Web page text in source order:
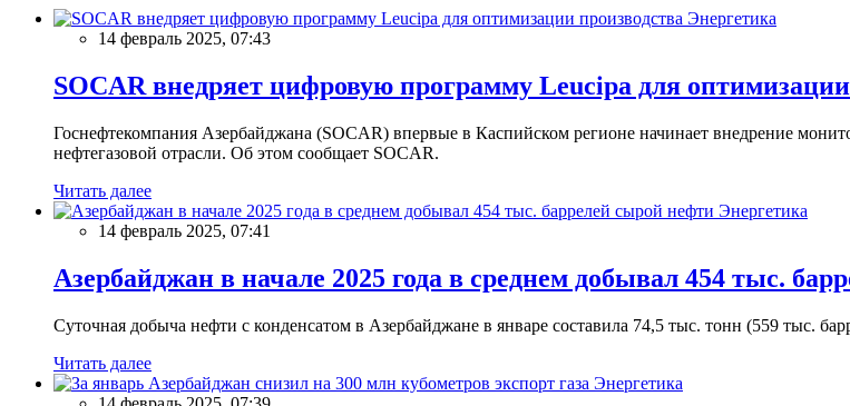
Энергетика
14 февраль 2025, 07:43
SOCAR внедряет цифровую программу Leucipa для оптимизации
Госнефтекомпания Азербайджана (SOCAR) впервые в Каспийском регионе начинает внедрение
нефтегазовой отрасли. Об этом сообщает SOCAR.
Читать далее
Энергетика
14 февраль 2025, 07:41
Азербайджан в начале 2025 года в среднем добывал 454 тыс.
Суточная добыча нефти с конденсатом в Азербайджане в январе составила 74,5 тыс. тонн (559 тыс.
Читать далее
Энергетика